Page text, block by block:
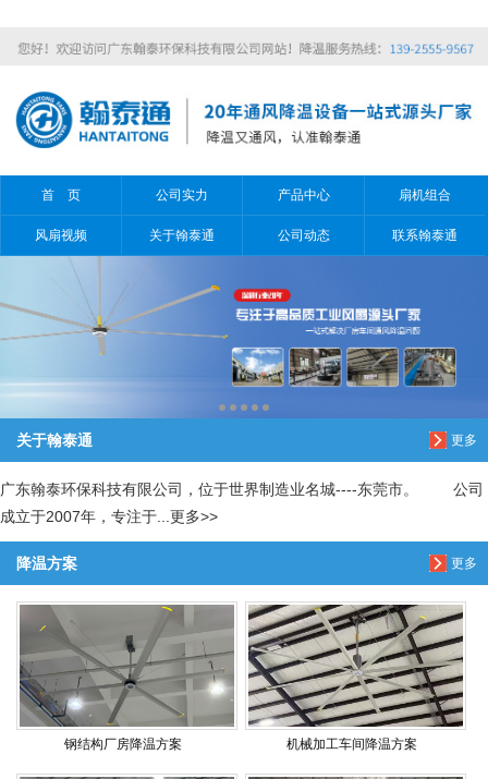
首 页 公司实力 产品中心 扇机组合
风扇视频 关于翰泰通 公司动态 联系翰泰通
更多
关于翰泰通
广东翰泰环保科技有限公司，位于世界制造业名城----东莞市。 公司
成立于2007年，专注于...更多>>
更多
降温方案
钢结构厂房降温方案 机械加工车间降温方案
搜索